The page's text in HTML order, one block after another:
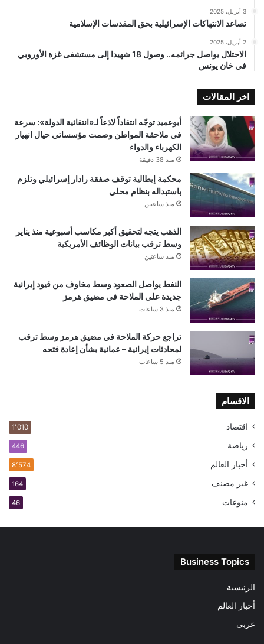
3 أبريل، 2025
تصاعد الانتهاكات الإسرائيلية بحق المقدسات الإسلامية
2 أبريل، 2025
الاحتلال يواصل جرائمه.. وصول 18 شهيدا إلى مستشفى غزة الأوروبي
في خان يونس
اخر المقالات
أبوعميد توجّه انتقاداً لاذعاً لـ«انتقائية الدولة»: سرعة
في ملاحقة المواطن وصمت مؤسساتي حيال انهيار
الكهرباء والدواء
منذ 38 دقيقة
محكمة إيطالية توقف صفقة رادار إسرائيلي وتلزم
باستبداله بنظام محلي
منذ ساعتين
الذهب يتجه لتحقيق أكبر مكاسب أسبوعية منذ يناير
وسط ترقب بيانات الوظائف الأمريكية
منذ ساعتين
النفط يواصل الصعود وسط مخاوف من قيود إيرانية
جديدة على الملاحة في مضيق هرمز
منذ 3 ساعات
تراجع حركة الملاحة في مضيق هرمز وسط ترقب
لمحادثات إيرانية – عمانية بشأن إعادة فتحه
منذ 5 ساعات
الاقسام
اقتصاد 1٬010
رياضة 446
أخبار العالم 8٬574
غير مصنف 164
منوعات 46
Business Topics
الرئيسية
أخبار العالم
عربى